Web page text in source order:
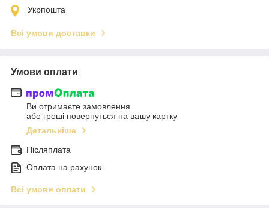
Укрпошта
Всі умови доставки
Умови оплати
Ви отримаєте замовлення
або гроші повернуться на вашу картку
Детальніше
Післяплата
Оплата на рахунок
Всі умови оплати